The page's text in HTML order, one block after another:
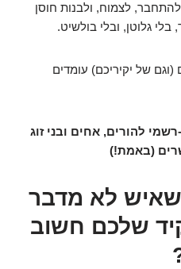
לצמוח, ולבנות חוסן
גלוטן, ובלי בולשיט.
(וגם של יקיריכם) עומדים
להורים, אחים ובני זוג
(באמת!)
לא מדבר
שלכם חשוב